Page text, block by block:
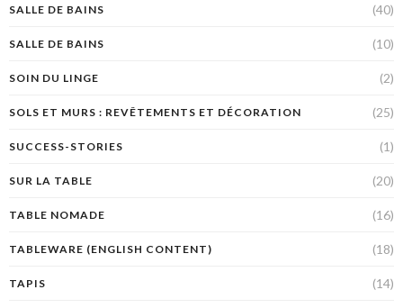
SALLE DE BAINS (40)
SALLE DE BAINS (10)
SOIN DU LINGE (2)
SOLS ET MURS : REVÊTEMENTS ET DÉCORATION (25)
SUCCESS-STORIES (1)
SUR LA TABLE (20)
TABLE NOMADE (16)
TABLEWARE (ENGLISH CONTENT) (18)
TAPIS (14)